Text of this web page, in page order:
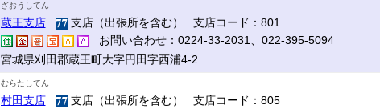
ざおうしてん
蔵王支店
支店（出張所を含む） 支店コード：801
お問い合わせ：0224-33-2031、022-395-5094
宮城県刈田郡蔵王町大字円田字西浦4-2
むらたしてん
村田支店
支店（出張所を含む） 支店コード：805